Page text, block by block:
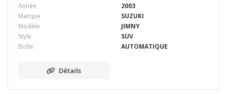
Année
2003
Marque
SUZUKI
Modèle
JIMNY
Style
SUV
Boîte
AUTOMATIQUE
Détails